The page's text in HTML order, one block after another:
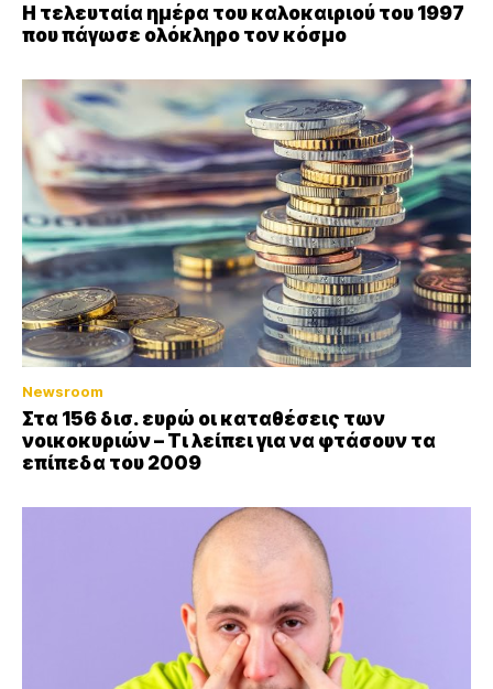
Η τελευταία ημέρα του καλοκαιριού του 1997
που πάγωσε ολόκληρο τον κόσμο
Newsroom
Στα 156 δισ. ευρώ οι καταθέσεις των
νοικοκυριών – Τι λείπει για να φτάσουν τα
επίπεδα του 2009